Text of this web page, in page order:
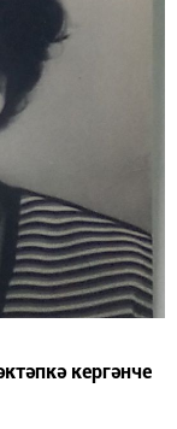
кергәнче